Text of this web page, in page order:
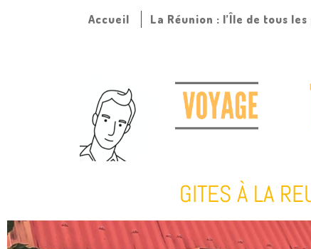
Accueil La Réunion : l’Île de tous
GITES À LA